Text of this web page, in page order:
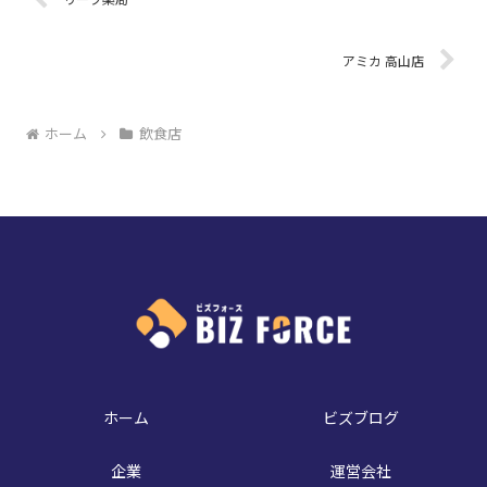
アミカ 高山店
ホーム 飲食店
ホーム ビズブログ
企業 運営会社